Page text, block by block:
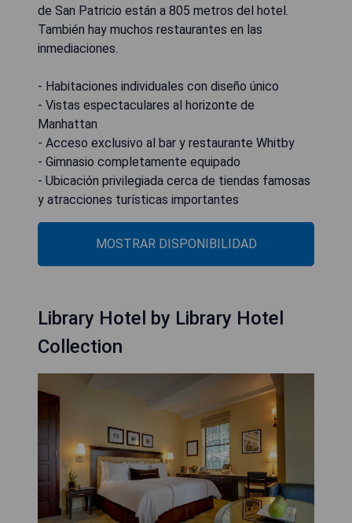
de San Patricio están a 805 metros del hotel.
También hay muchos restaurantes en las
inmediaciones.
- Habitaciones individuales con diseño único
- Vistas espectaculares al horizonte de
Manhattan
- Acceso exclusivo al bar y restaurante Whitby
- Gimnasio completamente equipado
- Ubicación privilegiada cerca de tiendas famosas
y atracciones turísticas importantes
MOSTRAR DISPONIBILIDAD
Library Hotel by Library Hotel
Collection